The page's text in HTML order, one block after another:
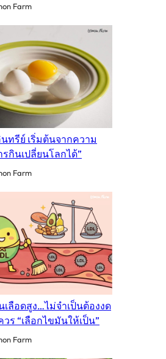
Farm
นทรีย์ เริ่มต้นจากความ
รกินเปลี่ยนโลกได้”
Farm
เลือดสูง…ไม่จำเป็นต้องงด
ร “เลือกไขมันให้เป็น”
Farm